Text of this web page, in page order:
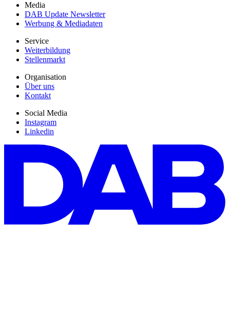
Media
DAB Update Newsletter
Werbung & Mediadaten
Service
Weiterbildung
Stellenmarkt
Organisation
Über uns
Kontakt
Social Media
Instagram
Linkedin